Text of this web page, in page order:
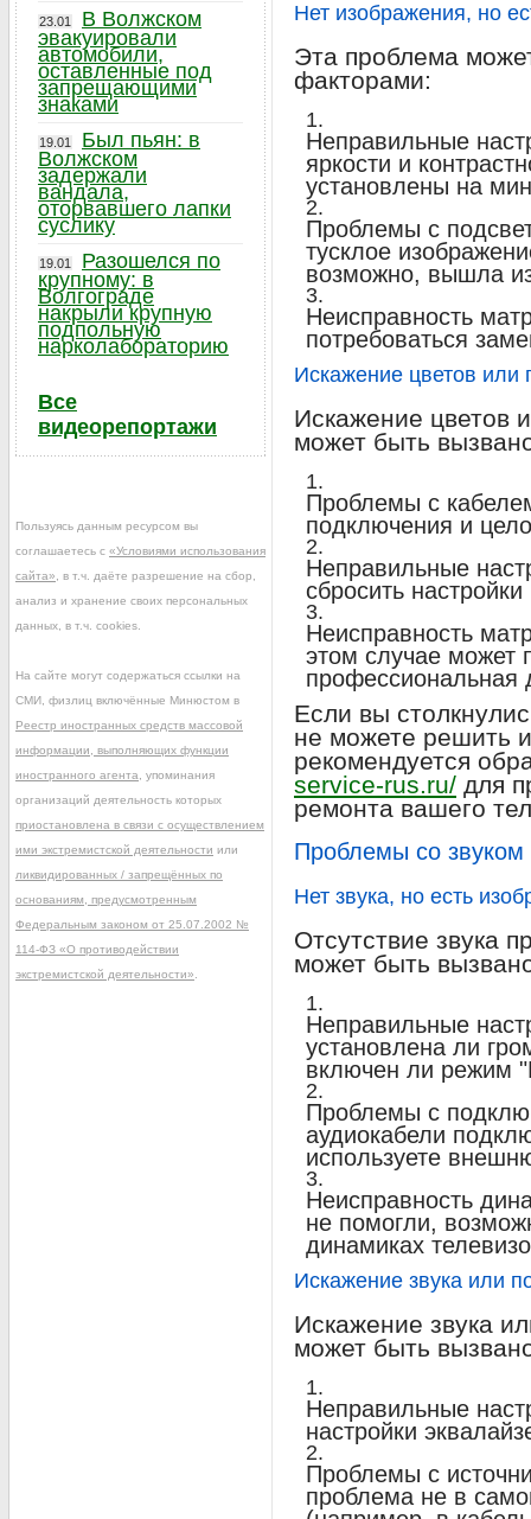
Нет изображения, но
Эта проблема
факторами:
Неправильные
яркости и
установлены на
Проблемы с
тусклое
возможно, вышла
Неисправность
потребоваться
Искажение цветов или
Искажение цветов
может быть
Проблемы с
подключения и
Неправильные
сбросить
Неисправность
этом случае может
профессиональная
Если вы
не можете решить
рекомендуется
service-rus.ru/ для
ремонта вашего
Проблемы со звуком
Нет звука, но есть
Отсутствие звука
может быть
Неправильные
установлена ли
включен ли режим
Проблемы с
аудиокабели
используете
Неисправность
не помогли,
динамиках
Искажение звука или
Искажение звука
может быть
Неправильные
настройки
Проблемы с
проблема не в
23.01
В Волжском
эвакуировали
автомобили,
оставленные под
запрещающими
знаками
19.01
Был пьян: в
Волжском
задержали
вандала,
оторвавшего лапки
суслику
19.01
Разошелся по
крупному: в
Волгограде
накрыли крупную
подпольную
нарколабораторию
Все
видеорепортажи
Пользуясь данным ресурсом вы
соглашаетесь с «Условиями использования
сайта» , в т.ч. даёте разрешение на сбор,
анализ и хранение своих персональных
данных, в т.ч. cookies.
На сайте могут содержаться ссылки на
СМИ, физлиц включённые Минюстом в
Реестр иностранных средств массовой
информации, выполняющих функции
иностранного агента , упоминания
организаций деятельность которых
приостановлена в связи с осуществлением
ими экстремистской деятельности или
ликвидированных / запрещённых по
основаниям, предусмотренным
Федеральным законом от 25.07.2002 №
114-ФЗ «О противодействии
экстремистской деятельности»